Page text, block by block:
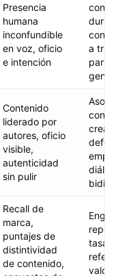
Presencia
humana
inconfundible
en voz, oficio
e intención
a
Contenido
liderado por
autores, oficio
visible,
autenticidad
sin pulir
con
Recall de
marca,
puntajes de
distintividad
de contenido,
tasas
valor